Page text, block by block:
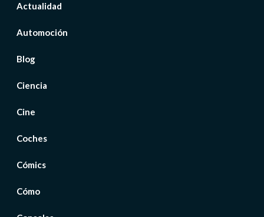
Actualidad
Automoción
Blog
Ciencia
Cine
Coches
Cómics
Cómo